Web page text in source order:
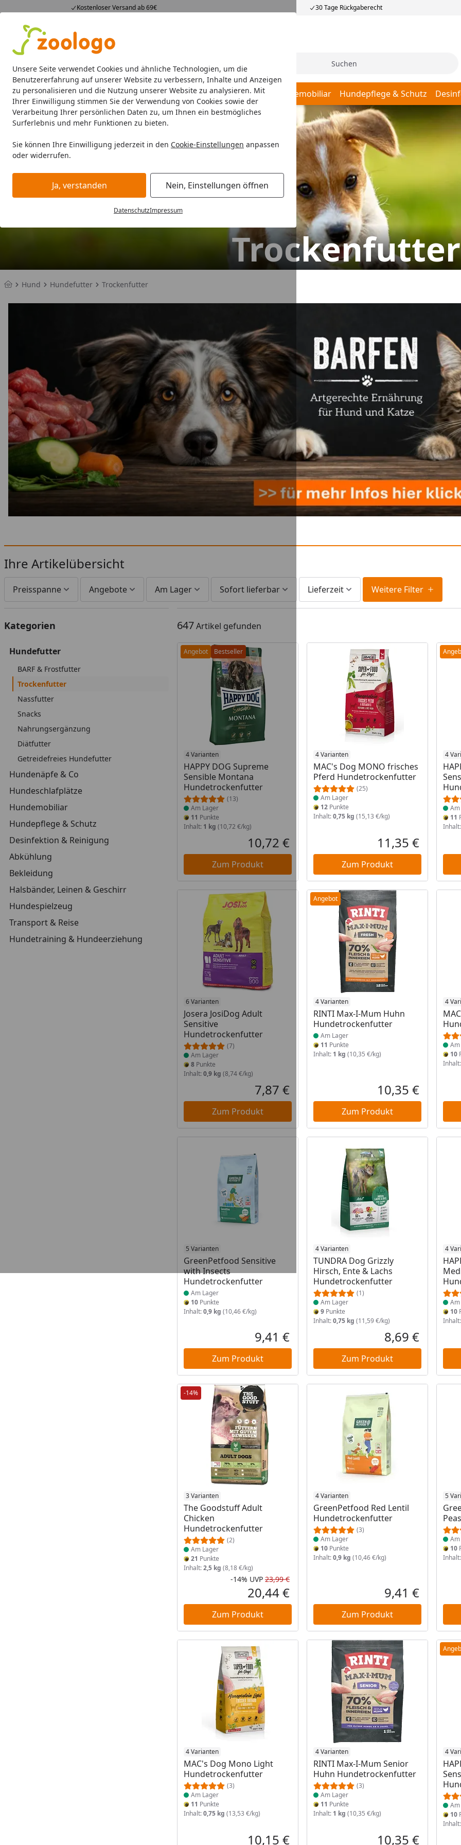
Unsere Seite verwendet Cookies und ähnliche Technologien, um die
Benutzererfahrung auf unserer Website zu verbessern, Inhalte und Anzeigen
zu personalisieren und die Nutzung unserer Website zu analysieren. Mit
Ihrer Einwilligung stimmen Sie der Verwendung von Cookies sowie der
Verarbeitung Ihrer persönlichen Daten zu, um Ihnen ein bestmögliches
Surferlebnis und mehr Funktionen zu bieten.
Sie können Ihre Einwilligung jederzeit in den Cookie-Einstellungen anpassen
oder widerrufen.
Ja, verstanden Nein, Einstellungen öffnen
DatenschutzImpressum
Kostenloser Versand ab 69€ 30 Tage Rückgaberecht
4,73
23.590 Bewertungen
Alle Produkte
Alle Produkte Angebote Neuheiten Sommerhits Suche
Hund Hundefutter Hundenäpfe & Co Hundeschlafplätze Hundemobiliar Hundepflege & Schutz
Trockenfutter
Hund Hundefutter Trockenfutter
Ihre Artikelübersicht
Preisspanne Angebote Am Lager Sofort lieferbar Lieferzeit Weitere Filter
Kategorien
Hundefutter
BARF & Frostfutter
Trockenfutter
Nassfutter
Snacks
Nahrungsergänzung
Diätfutter
Getreidefreies Hundefutter
Hundenäpfe & Co
Hundeschlafplätze
Hundemobiliar
Hundepflege & Schutz
Desinfektion & Reinigung
Abkühlung
Bekleidung
Halsbänder, Leinen & Geschirr
Hundespielzeug
Transport & Reise
Hundetraining & Hundeerziehung
647Artikel gefunden
Angebot Bestseller
4 Varianten
HAPPY DOG Supreme
Sensible Montana
Hundetrockenfutter
(13)
Produkt am Lager
Am Lager
11 Punkte
Inhalt: 1 kg (10,72 €/kg)
Aktueller Preis
10,72 €
Zum Produkt
4 Varianten
MAC's Dog MONO frisches
Pferd Hundetrockenfutter
(25)
Produkt am Lager
Am Lager
12 Punkte
Inhalt:0,75 kg (15,13 €/kg)
Aktueller
11,35 €
Zum Produkt
4
11
Inhalt:
6 Varianten
Josera JosiDog Adult
Sensitive
Hundetrockenfutter
(7)
Produkt am Lager
Am Lager
8 Punkte
Inhalt: 0,9 kg (8,74 €/kg)
Aktueller Preis
7,87 €
Zum Produkt
Angebot
4 Varianten
RINTI Max-I-Mum Huhn
Hundetrockenfutter
Produkt am Lager
Am Lager
11 Punkte
Inhalt: 1 kg (10,35 €/kg)
Aktueller
10,35 €
Zum Produkt
4
10
Inhalt:
5 Varianten
GreenPetfood Sensitive
with Insects
Hundetrockenfutter
Produkt am Lager
Am Lager
10 Punkte
Inhalt:0,9 kg (10,46 €/kg)
Aktueller Preis
9,41 €
Zum Produkt
4 Varianten
TUNDRA Dog Grizzly
Hirsch, Ente & Lachs
Hundetrockenfutter
(1)
Produkt am Lager
Am Lager
9 Punkte
Inhalt:0,75 kg (11,59 €/kg)
Aktueller
8,69 €
Zum Produkt
4
10
Inhalt:
-14%
3 Varianten
The Goodstuff Adult
Chicken
Hundetrockenfutter
(2)
Produkt am Lager
Am Lager
21 Punkte
Inhalt:2,5 kg (8,18 €/kg)
Rabatt in Prozent
-14%
Ursprünglicher Preis
UVP 23,99 €
Aktueller Preis
20,44 €
Zum Produkt
4 Varianten
GreenPetfood Red Lentil
Hundetrockenfutter
(3)
Produkt am Lager
Am Lager
10 Punkte
Inhalt:0,9 kg (10,46 €/kg)
Aktueller
9,41 €
Zum Produkt
5
10
Inhalt:
4 Varianten
MAC's Dog Mono Light
Hundetrockenfutter
(3)
Produkt am Lager
Am Lager
11 Punkte
Inhalt:0,75 kg (13,53 €/kg)
10,15 €
4 Varianten
RINTI Max-I-Mum Senior
Huhn Hundetrockenfutter
(3)
Produkt am Lager
Am Lager
11 Punkte
Inhalt: 1 kg (10,35 €/kg)
10,35 €
4
10
Inhalt: